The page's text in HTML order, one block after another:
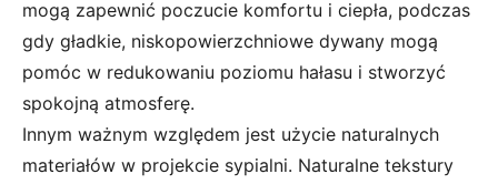
mogą zapewnić poczucie komfortu i ciepła, podczas
gdy gładkie, niskopowierzchniowe dywany mogą
pomóc w redukowaniu poziomu hałasu i stworzyć
spokojną atmosferę.
Innym ważnym względem jest użycie naturalnych
materiałów w projekcie sypialni. Naturalne tekstury